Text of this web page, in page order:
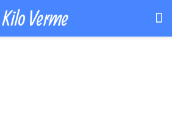
Kilo Verme